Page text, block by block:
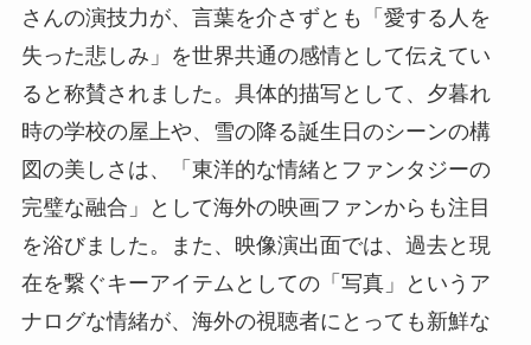
さんの演技力が、言葉を介さずとも「愛する人を
失った悲しみ」を世界共通の感情として伝えてい
ると称賛されました。具体的描写として、夕暮れ
時の学校の屋上や、雪の降る誕生日のシーンの構
図の美しさは、「東洋的な情緒とファンタジーの
完璧な融合」として海外の映画ファンからも注目
を浴びました。また、映像演出面では、過去と現
在を繋ぐキーアイテムとしての「写真」というア
ナログな情緒が、海外の視聴者にとっても新鮮な